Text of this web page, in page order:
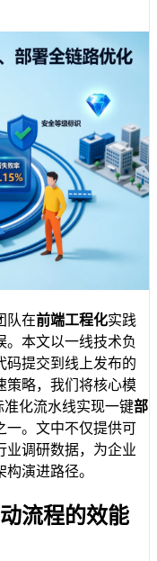
队在前端工程化实践
。本文以一线技术负
码提交到线上发布的
策略，我们将核心模
准化流水线实现一键部
一。文中不仅提供可
业调研数据，为企业
演进路径。
流程的效能